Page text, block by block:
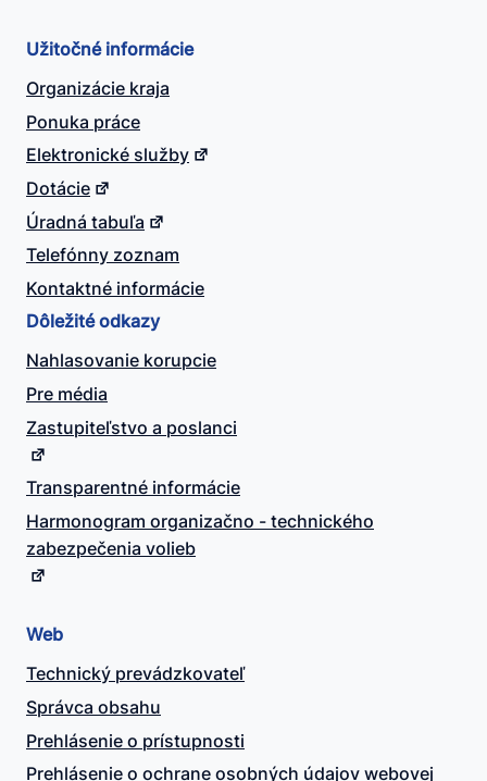
Užitočné informácie
Organizácie kraja
Ponuka práce
Elektronické služby
Dotácie
Úradná tabuľa
Telefónny zoznam
Kontaktné informácie
Dôležité odkazy
Nahlasovanie korupcie
Pre média
Zastupiteľstvo a poslanci
Transparentné informácie
Harmonogram organizačno - technického
zabezpečenia volieb
Web
Technický prevádzkovateľ
Správca obsahu
Prehlásenie o prístupnosti
Prehlásenie o ochrane osobných údajov webovej